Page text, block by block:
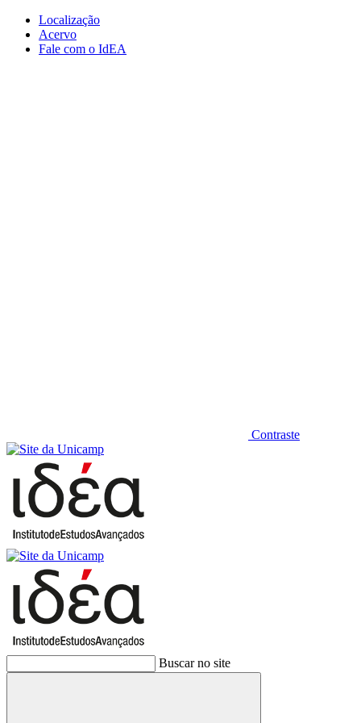
Conteúdo principal
Localização
Acervo
Fale com o IdEA
Contraste
Buscar no site